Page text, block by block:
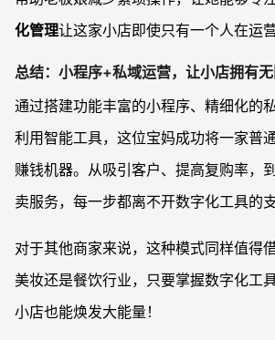
化管理让这家小店即使只有一个人在运
总结：小程序+私域运营，让小店拥有
通过搭建功能丰富的小程序、精细化的
利用智能工具，这位宝妈成功将一家普
赚钱机器。从吸引客户、提高复购率，
卖服务，每一步都离不开数字化工具的支
对于其他商家来说，这种模式同样值得
美妆还是餐饮行业，只要掌握数字化工
小店也能焕发大能量！